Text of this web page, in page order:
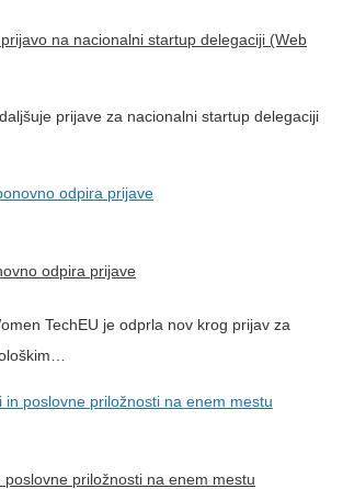
na nacionalni startup delegaciji (Web
prijave za nacionalni startup delegaciji
odpira prijave
TechEU je odprla nov krog prijav za
poslovne priložnosti na enem mestu